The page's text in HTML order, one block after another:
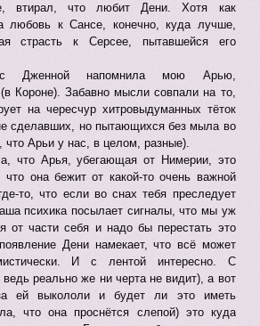
втирал, что любит Дени. Хотя как
любовь к Сансе, конечно, куда лучше,
страсть к Серсее, пытавшейся его
с Дженной напомнила мою Арью,
Короне). Забавно мысли совпали на то,
на чересчур хитровыдуманных тёток
сделавших, но пытающихся без мыла во
что Арьи у нас, в целом, разные).
что Арья, убегающая от Нимерии, это
она бежит от какой-то очень важной
то, что если во снах тебя преследует
психика посылает сигналы, что мы уж
от части себя и надо бы перестать это
Дени намекает, что всё может
И с лентой интересно. С
реально же ни черта не видит), а вот
ей выкололи и будет ли это иметь
что она проснётся слепой) это куда